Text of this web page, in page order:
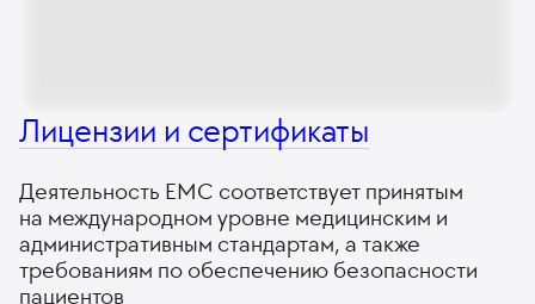
Лицензии и сертификаты
Деятельность ЕМС соответствует принятым
на международном уровне медицинским и
административным стандартам, а также
требованиям по обеспечению безопасности
пациентов